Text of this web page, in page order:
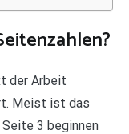
der Arbeit
Meist ist das
3 beginnen